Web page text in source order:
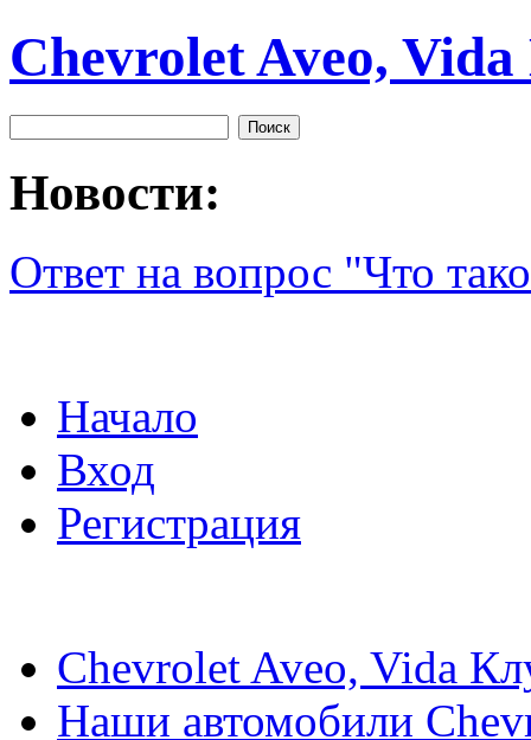
Chevrolet Aveo,
Новости:
Ответ на вопрос "Что
Начало
Вход
Регистрация
Chevrolet Aveo, Vida
Наши автомобили